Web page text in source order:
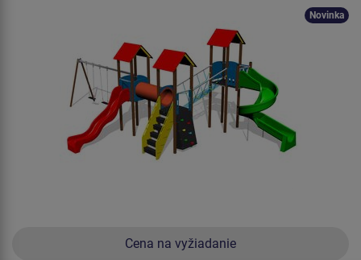
Cena na vyžiadanie
Novinka